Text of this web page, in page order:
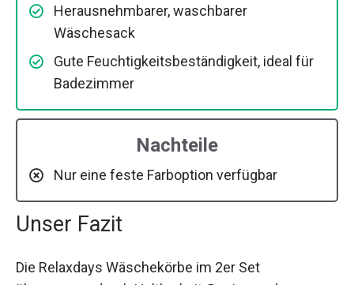
Herausnehmbarer, waschbarer
Wäschesack
Gute Feuchtigkeitsbeständigkeit, ideal für
Badezimmer
Nachteile
Nur eine feste Farboption verfügbar
Unser Fazit
Die Relaxdays Wäschekörbe im 2er Set